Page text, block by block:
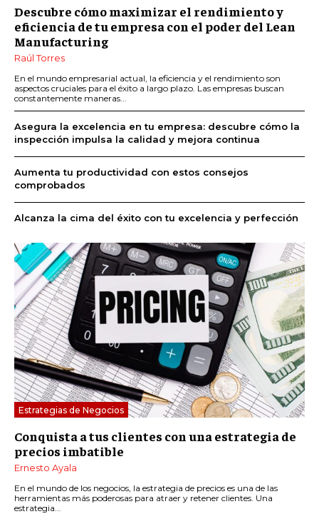
Descubre cómo maximizar el rendimiento y
eficiencia de tu empresa con el poder del Lean
Manufacturing
Raúl Torres
En el mundo empresarial actual, la eficiencia y el rendimiento son
aspectos cruciales para el éxito a largo plazo. Las empresas buscan
constantemente maneras...
Asegura la excelencia en tu empresa: descubre cómo la
inspección impulsa la calidad y mejora continua
Aumenta tu productividad con estos consejos
comprobados
Alcanza la cima del éxito con tu excelencia y perfección
Estrategias de Negocios
Conquista a tus clientes con una estrategia de
precios imbatible
Ernesto Ayala
En el mundo de los negocios, la estrategia de precios es una de las
herramientas más poderosas para atraer y retener clientes. Una
estrategia...